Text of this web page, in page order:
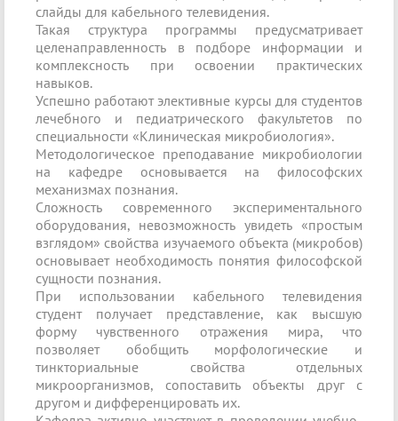
слайды для кабельного телевидения.
Такая структура программы предусматривает
целенаправленность в подборе информации и
комплексность при освоении практических
навыков.
Успешно работают элективные курсы для студентов
лечебного и педиатрического факультетов по
специальности «Клиническая микробиология».
Методологическое преподавание микробиологии
на кафедре основывается на философских
механизмах познания.
Сложность современного экспериментального
оборудования, невозможность увидеть «простым
взглядом» свойства изучаемого объекта (микробов)
основывает необходимость понятия философской
сущности познания.
При использовании кабельного телевидения
студент получает представление, как высшую
форму чувственного отражения мира, что
позволяет обобщить морфологические и
тинкториальные свойства отдельных
микроорганизмов, сопоставить объекты друг с
другом и дифференцировать их.